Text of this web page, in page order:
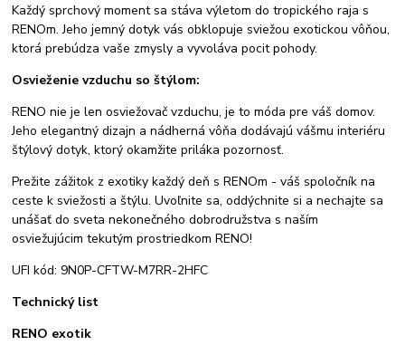
Každý sprchový moment sa stáva výletom do tropického raja s
RENOm. Jeho jemný dotyk vás obklopuje sviežou exotickou vôňou,
ktorá prebúdza vaše zmysly a vyvoláva pocit pohody.
Osvieženie vzduchu so štýlom:
RENO nie je len osviežovač vzduchu, je to móda pre váš domov.
Jeho elegantný dizajn a nádherná vôňa dodávajú vášmu interiéru
štýlový dotyk, ktorý okamžite priláka pozornosť.
Prežite zážitok z exotiky každý deň s RENOm - váš spoločník na
ceste k sviežosti a štýlu. Uvoľnite sa, oddýchnite si a nechajte sa
unášať do sveta nekonečného dobrodružstva s naším
osviežujúcim tekutým prostriedkom RENO!
UFI kód: 9N0P-CFTW-M7RR-2HFC
Technický list
RENO exotik